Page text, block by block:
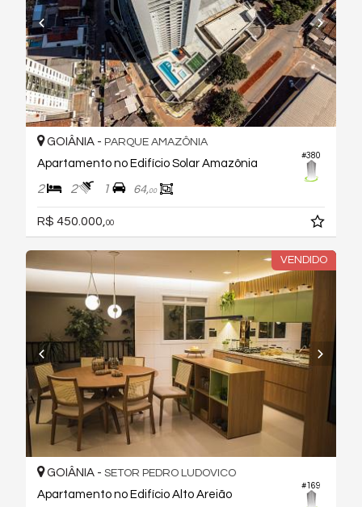
#380
GOIÂNIA - PARQUE AMAZÔNIA
Apartamento no Edifício Solar Amazônia
2 2 1 64,00
R$ 450.000,00
VENDIDO
#169
GOIÂNIA - SETOR PEDRO LUDOVICO
Apartamento no Edifício Alto Areião